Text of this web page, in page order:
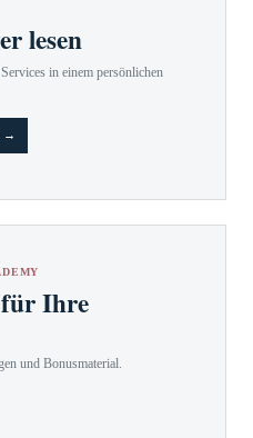
lesen
in einem persönlichen
→
Ihre
und Bonusmaterial.